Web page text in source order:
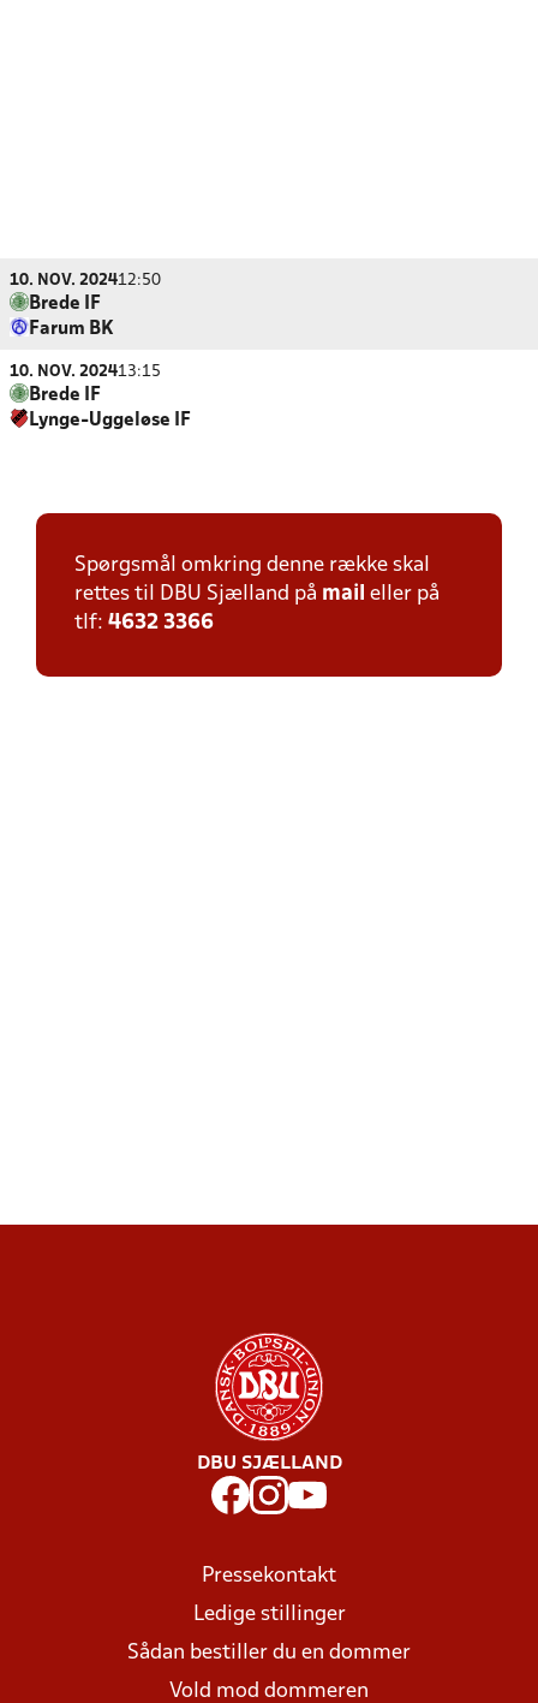
10. NOV. 202412:50
Brede IF
Farum BK
10. NOV. 202413:15
Brede IF
Lynge-Uggeløse IF
Spørgsmål omkring denne række skal
rettes til DBU Sjælland på mail eller på
tlf: 4632 3366
DBU SJÆLLAND
Pressekontakt
Ledige stillinger
Sådan bestiller du en dommer
Vold mod dommeren